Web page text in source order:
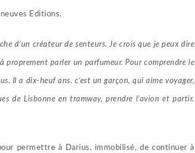
Editions.
d’un créateur de senteurs. Je crois que je peux dire
proprement parler un parfumeur. Pour comprendre le
Il a dix-heuf ans. c’est un garçon, qui aime voyager,
de Lisbonne en tramway, prendre l’avion et partir.
permettre à Darius, immobilisé, de continuer à